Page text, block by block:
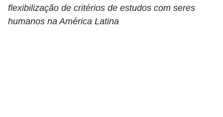
flexibilização de critérios de estudos com seres
humanos na América Latina